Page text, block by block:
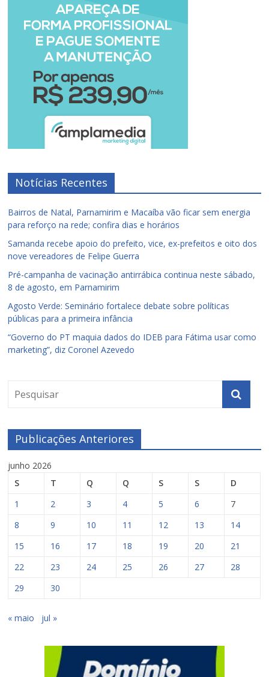
Notícias Recentes
Bairros de Natal, Parnamirim e Macaíba vão ficar sem energia
para reforço na rede; confira dias e horários
Samanda recebe apoio do prefeito, vice, ex-prefeitos e oito dos
nove vereadores de Felipe Guerra
Pré-campanha de vacinação antirrábica continua neste sábado,
8 de agosto, em Parnamirim
Agosto Verde: Seminário fortalece debate sobre políticas
públicas para a primeira infância
“Governo do PT maquia dados do IDEB para Fátima usar como
marketing”, diz Coronel Azevedo
Publicações Anteriores
junho 2026
S
T Q Q S S
D
1
2 3 4 5 6
7
8
9 10 11 12 13
14
15
16 17 18 19 20
21
22
23 24 25 26 27
28
29
30
« maio jul »